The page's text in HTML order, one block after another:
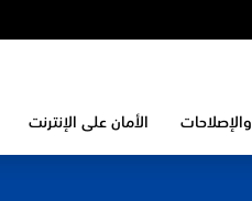
الأمان على الإنترنت